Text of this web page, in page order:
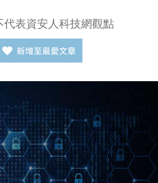
表資安人科技網觀點